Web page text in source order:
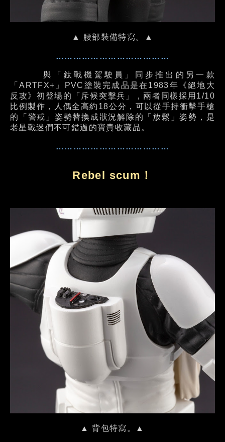
▲ 腰部裝備特寫。▲
…………………………………
與「鈦戰機駕駛員」同步推出的另一款
「ARTFX+」PVC塗裝完成品是在1983年《絕地大
反攻》初登場的「斥候突擊兵」，兩者同樣採用1/10
比例製作，人偶全高約18公分，可以從手持衝擊手槍
的「警戒」姿勢替換成狀況解除的「放鬆」姿勢，是
老星戰迷們不可錯過的寶貴收藏品。
…………………………………
Rebel scum！
▲ 背包特寫。▲